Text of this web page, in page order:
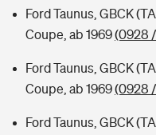
Ford Taunus, GBCK
Coupe, ab 1969(0928
Ford Taunus, GBCK
Coupe, ab 1969(0928
Ford Taunus, GBCK